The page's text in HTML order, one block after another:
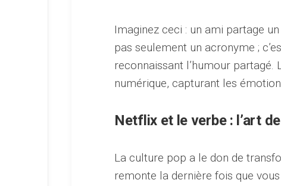
Imaginez ceci : un ami partage
pas seulement un acronyme ;
reconnaissant l’humour
numérique, capturant les
Netflix et le verbe : l’art
La culture pop a le don de
remonte la dernière fois que